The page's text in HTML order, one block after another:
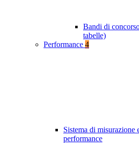
Bandi di
tabelle)
Performance 4
Sistema di misurazione
performance